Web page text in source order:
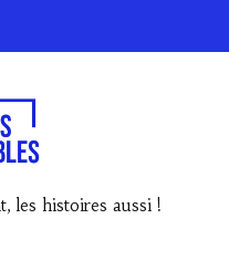
les histoires aussi !